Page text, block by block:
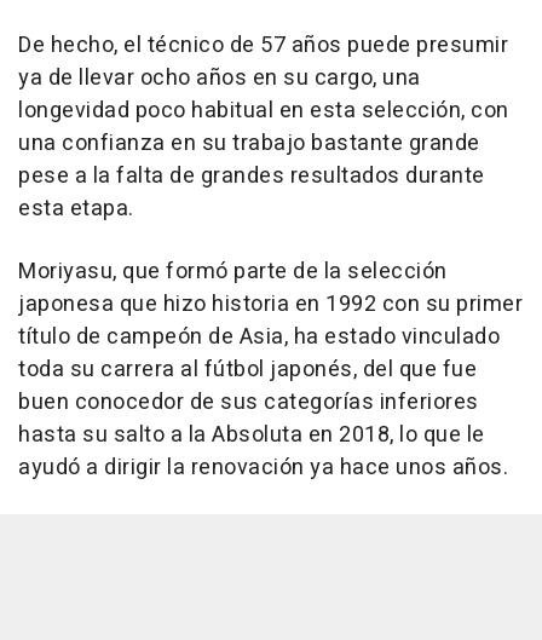
De hecho, el técnico de 57 años puede presumir
ya de llevar ocho años en su cargo, una
longevidad poco habitual en esta selección, con
una confianza en su trabajo bastante grande
pese a la falta de grandes resultados durante
esta etapa.
Moriyasu, que formó parte de la selección
japonesa que hizo historia en 1992 con su primer
título de campeón de Asia, ha estado vinculado
toda su carrera al fútbol japonés, del que fue
buen conocedor de sus categorías inferiores
hasta su salto a la Absoluta en 2018, lo que le
ayudó a dirigir la renovación ya hace unos años.